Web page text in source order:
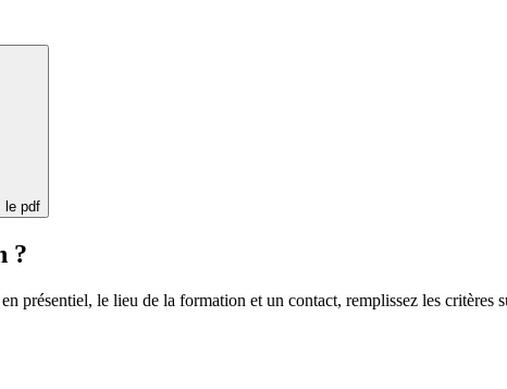
le pdf
?
présentiel, le lieu de la formation et un contact, remplissez les critères